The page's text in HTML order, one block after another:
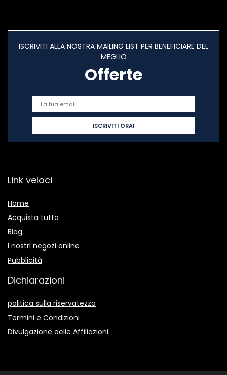
ISCRIVITI ALLA NOSTRA MAILING LIST PER BENEFICIARE DEL
MEGLIO
Offerte
Link veloci
Home
Acquista tutto
Blog
I nostri negozi online
Pubblicità
Dichiarazioni
politica sulla riservatezza
Termini e Condizioni
Divulgazione delle Affiliazioni